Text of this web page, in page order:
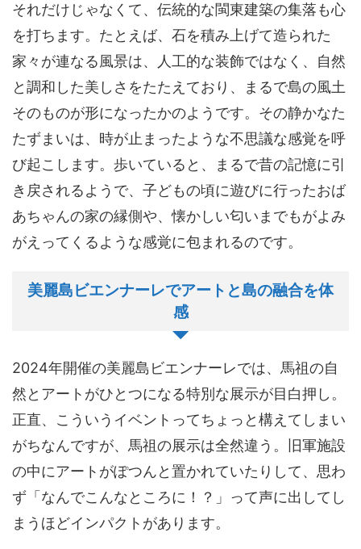
それだけじゃなくて、伝統的な閩東建築の集落も心
を打ちます。たとえば、石を積み上げて造られた
家々が連なる風景は、人工的な装飾ではなく、自然
と調和した美しさをたたえており、まるで島の風土
そのものが形になったかのようです。その静かなた
たずまいは、時が止まったような不思議な感覚を呼
び起こします。歩いていると、まるで昔の記憶に引
き戻されるようで、子どもの頃に遊びに行ったおば
あちゃんの家の縁側や、懐かしい匂いまでもがよみ
がえってくるような感覚に包まれるのです。
美麗島ビエンナーレでアートと島の融合を体
感
2024年開催の美麗島ビエンナーレでは、馬祖の自
然とアートがひとつになる特別な展示が目白押し。
正直、こういうイベントってちょっと構えてしまい
がちなんですが、馬祖の展示は全然違う。旧軍施設
の中にアートがぽつんと置かれていたりして、思わ
ず「なんでこんなところに！？」って声に出してし
まうほどインパクトがあります。